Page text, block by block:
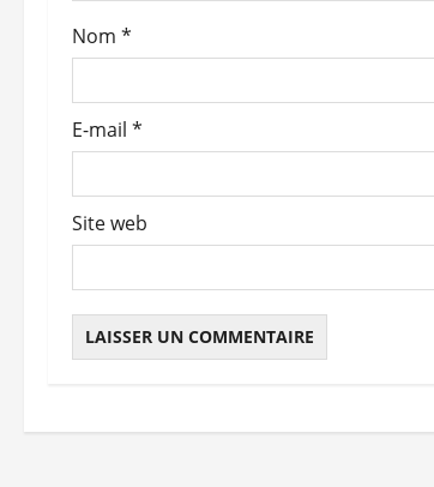
’
r
i
c
l
Nom *
E-mail *
Site web